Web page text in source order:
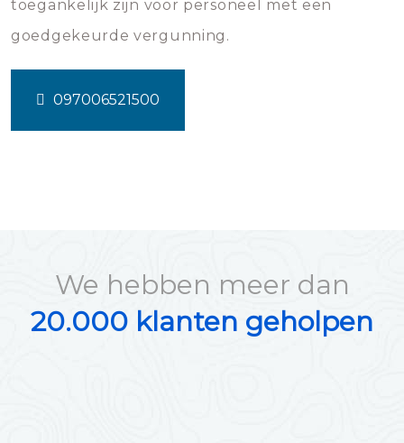
toegankelijk zijn voor personeel met een
goedgekeurde vergunning.
097006521500
We hebben meer dan
20.000 klanten geholpen